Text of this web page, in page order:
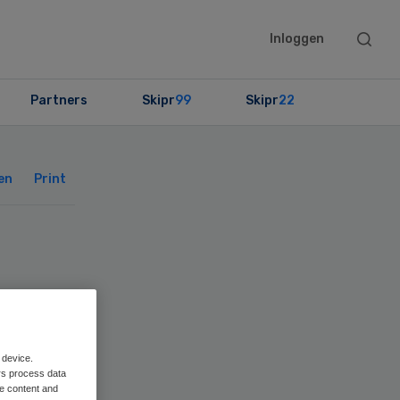
Inloggen
Search
Partners Skipr99 Skipr22
Print
process data
content and